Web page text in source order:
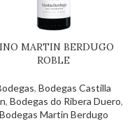
MARTIN BERDUGO
ROBLE
, Bodegas Castilla
, Bodegas do Ribera Duero,
Bodegas Martin Berdugo